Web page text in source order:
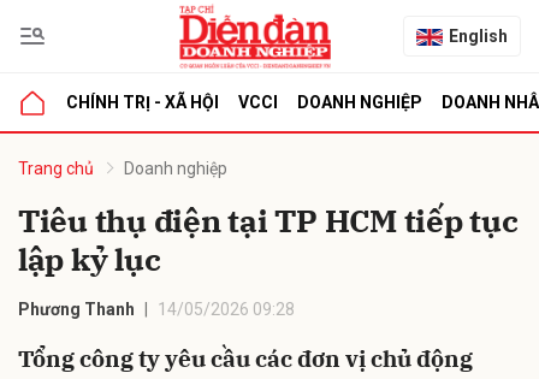
English
CHÍNH TRỊ - XÃ HỘI VCCI DOANH NGHIỆP DOANH
Trang chủ Doanh nghiệp
Tiêu thụ điện tại TP HCM tiếp tục
lập kỷ lục
Phương Thanh 14/05/2026 09:28
Tổng công ty yêu cầu các đơn vị chủ động
luận